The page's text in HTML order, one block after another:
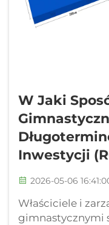
W Jaki
Inwestycji
2026-05-06
Właściciele i
gimnastycznymi